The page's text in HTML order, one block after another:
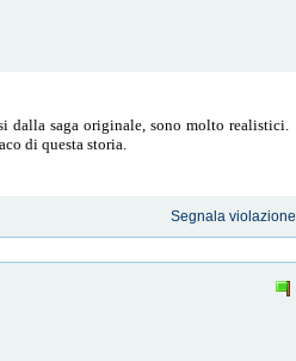
dalla saga originale, sono molto realistici.
di questa storia.
Segnala violazione